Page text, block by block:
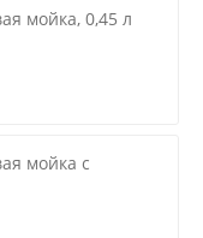
мойка, 0,45 л
мойка с